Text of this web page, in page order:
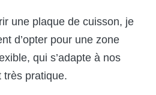
une plaque de cuisson, je
d’opter pour une zone
qui s’adapte à nos
très pratique.